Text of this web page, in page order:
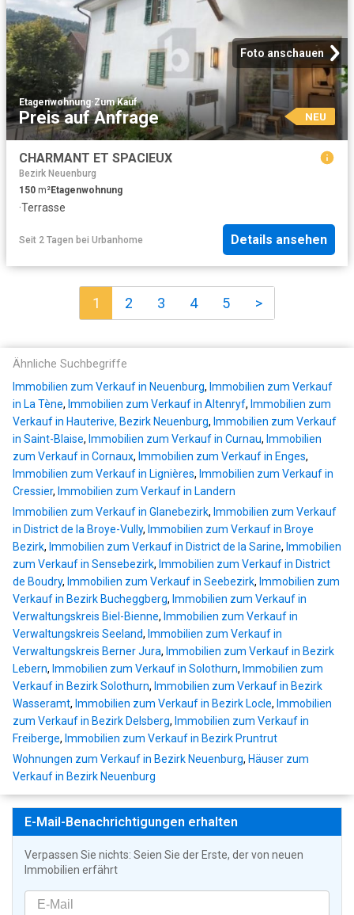
Foto anschauen
Etagenwohnung·Zum Kauf
Preis auf Anfrage NEU
CHARMANT ET SPACIEUX
Bezirk Neuenburg
150 m²Etagenwohnung
·Terrasse
Seit 2 Tagen bei Urbanhome Details ansehen
1 2 3 4 5 >
Ähnliche Suchbegriffe
Immobilien zum Verkauf in Neuenburg, Immobilien zum Verkauf
in La Tène, Immobilien zum Verkauf in Altenryf, Immobilien zum
Verkauf in Hauterive, Bezirk Neuenburg, Immobilien zum Verkauf
in Saint-Blaise, Immobilien zum Verkauf in Curnau, Immobilien
zum Verkauf in Cornaux, Immobilien zum Verkauf in Enges,
Immobilien zum Verkauf in Lignières, Immobilien zum Verkauf in
Cressier, Immobilien zum Verkauf in Landern
Immobilien zum Verkauf in Glanebezirk, Immobilien zum Verkauf
in District de la Broye-Vully, Immobilien zum Verkauf in Broye
Bezirk, Immobilien zum Verkauf in District de la Sarine, Immobilien
zum Verkauf in Sensebezirk, Immobilien zum Verkauf in District
de Boudry, Immobilien zum Verkauf in Seebezirk, Immobilien zum
Verkauf in Bezirk Bucheggberg, Immobilien zum Verkauf in
Verwaltungskreis Biel-Bienne, Immobilien zum Verkauf in
Verwaltungskreis Seeland, Immobilien zum Verkauf in
Verwaltungskreis Berner Jura, Immobilien zum Verkauf in Bezirk
Lebern, Immobilien zum Verkauf in Solothurn, Immobilien zum
Verkauf in Bezirk Solothurn, Immobilien zum Verkauf in Bezirk
Wasseramt, Immobilien zum Verkauf in Bezirk Locle, Immobilien
zum Verkauf in Bezirk Delsberg, Immobilien zum Verkauf in
Freiberge, Immobilien zum Verkauf in Bezirk Pruntrut
Wohnungen zum Verkauf in Bezirk Neuenburg, Häuser zum
Verkauf in Bezirk Neuenburg
E-Mail-Benachrichtigungen erhalten
Verpassen Sie nichts: Seien Sie der Erste, der von neuen
Immobilien erfährt